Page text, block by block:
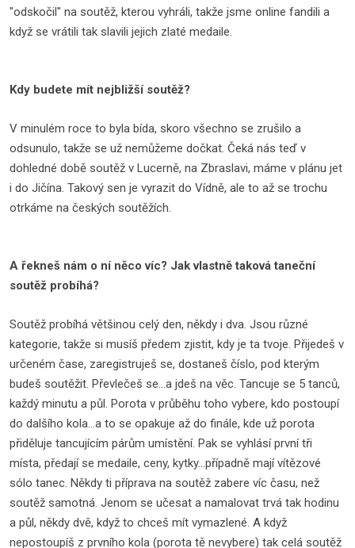
"odskočil" na soutěž, kterou vyhráli, takže jsme online fandili a
když se vrátili tak slavili jejich zlaté medaile.
Kdy budete mít nejbližší soutěž?
V minulém roce to byla bída, skoro všechno se zrušilo a
odsunulo, takže se už nemůžeme dočkat. Čeká nás teď v
dohledné době soutěž v Lucerně, na Zbraslavi, máme v plánu jet
i do Jičína. Takový sen je vyrazit do Vídně, ale to až se trochu
otrkáme na českých soutěžích.
A řekneš nám o ní něco víc? Jak vlastně taková taneční
soutěž probíhá?
Soutěž probíhá většinou celý den, někdy i dva. Jsou různé
kategorie, takže si musíš předem zjistit, kdy je ta tvoje. Přijedeš v
určeném čase, zaregistruješ se, dostaneš číslo, pod kterým
budeš soutěžit. Převlečeš se...a jdeš na věc. Tancuje se 5 tanců,
každý minutu a půl. Porota v průběhu toho vybere, kdo postoupí
do dalšího kola...a to se opakuje až do finále, kde už porota
přiděluje tancujícím párům umístění. Pak se vyhlásí první tři
místa, předají se medaile, ceny, kytky...případně mají vítězové
sólo tanec. Někdy ti příprava na soutěž zabere víc času, než
soutěž samotná. Jenom se učesat a namalovat trvá tak hodinu
a půl, někdy dvě, když to chceš mít vymazlené. A když
nepostoupíš z prvního kola (porota tě nevybere) tak celá soutěž